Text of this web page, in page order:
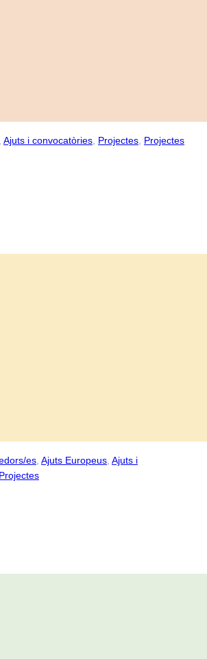
Ajuts i convocatòries Projectes Projectes
es Ajuts Europeus Ajuts i
Projectes